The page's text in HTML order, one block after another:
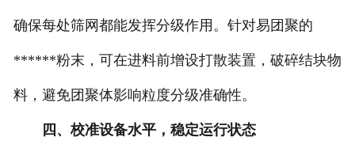
确保每处筛网都能发挥分级作用。针对易团聚的
******粉末，可在进料前增设打散装置，破碎结块物
料，避免团聚体影响粒度分级准确性。
四、校准设备水平，稳定运行状态